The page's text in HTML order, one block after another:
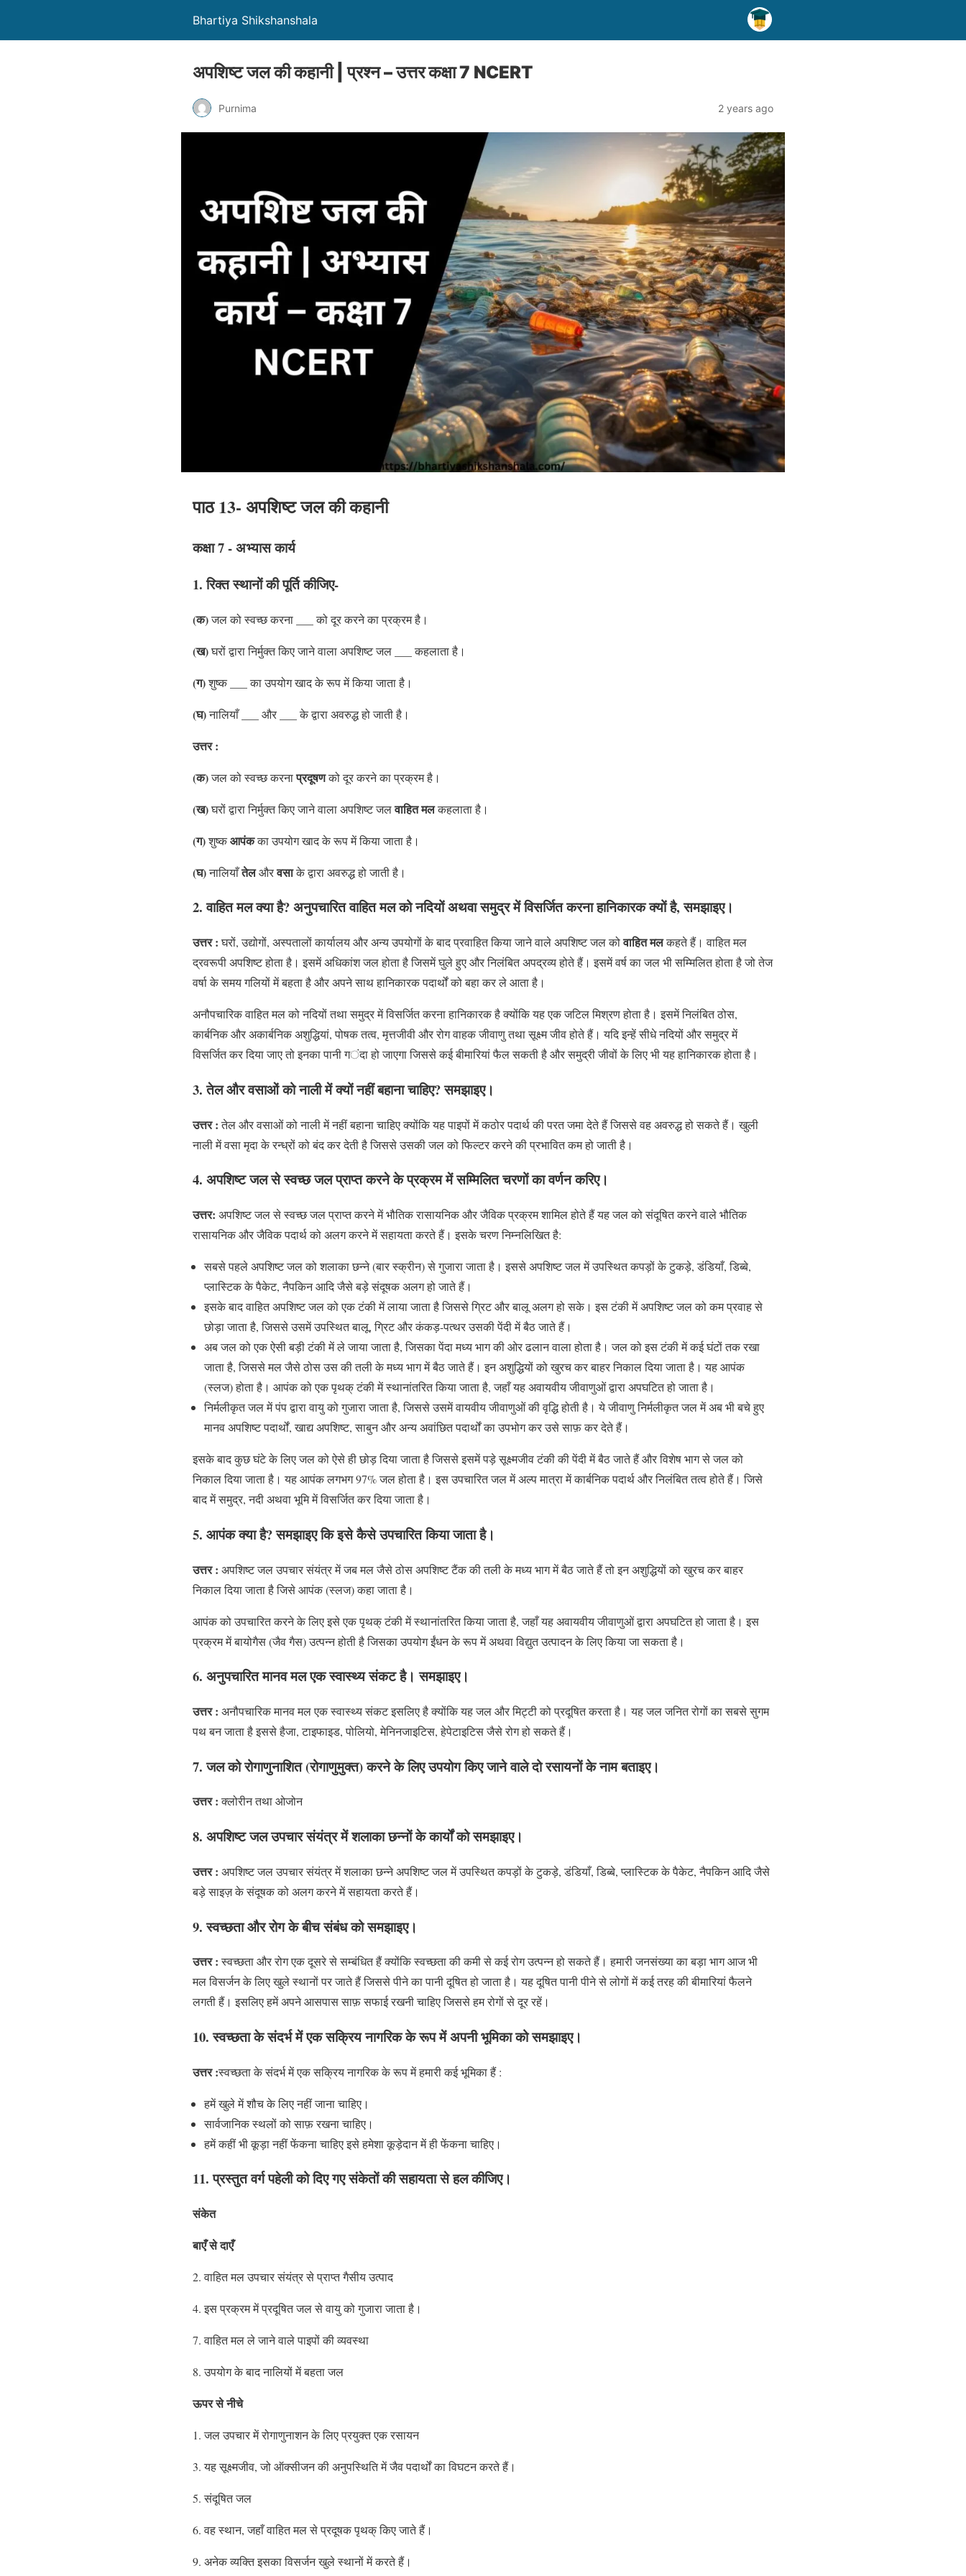
Bhartiya Shikshanshala
अपशिष्ट जल की कहानी | प्रश्न – उत्तर कक्षा 7 NCERT
Purnima 2 years ago
पाठ 13- अपशिष्ट जल की कहानी
कक्षा 7 - अभ्यास कार्य
1. रिक्त स्थानों की पूर्ति कीजिए-
(क)जल को स्वच्छ करना को दूर करने का प्रक्रम है।
(ख)घरों द्वारा निर्मुक्त किए जाने वाला अपशिष्ट जल कहलाता है।
(ग)शुष्क का उपयोग खाद के रूप में किया जाता है।
(घ)नालियाँ और के द्वारा अवरुद्ध हो जाती है।
उत्तर :
(क)जल को स्वच्छ करनाप्रदूषणको दूर करने का प्रक्रम है।
(ख)घरों द्वारा निर्मुक्त किए जाने वाला अपशिष्ट जलवाहित मलकहलाता है।
(ग)शुष्कआपंकका उपयोग खाद के रूप में किया जाता है।
(घ)नालियाँतेलऔरवसाके द्वारा अवरुद्ध हो जाती है।
2. वाहित मल क्या है? अनुपचारित वाहित मल को नदियों अथवा समुद्र में विसर्जित करना हानिकारक क्यों है, समझाइए।
उत्तर :घरों, उद्योगों, अस्पतालों कार्यालय और अन्य उपयोगों के बाद प्रवाहित किया जाने वाले अपशिष्ट जल कोवाहित मलकहते हैं। वाहित मल
द्रवरूपी अपशिष्ट होता है। इसमें अधिकांश जल होता है जिसमें घुले हुए और निलंबित अपद्रव्य होते हैं। इसमें वर्ष का जल भी सम्मिलित होता है जो तेज
वर्षा के समय गलियों में बहता है और अपने साथ हानिकारक पदार्थों को बहा कर ले आता है।
अनौपचारिक वाहित मल को नदियों तथा समुद्र में विसर्जित करना हानिकारक है क्योंकि यह एक जटिल मिश्रण होता है। इसमें निलंबित ठोस,
कार्बनिक और अकार्बनिक अशुद्धियां, पोषक तत्व, मृत्तजीवी और रोग वाहक जीवाणु तथा सूक्ष्म जीव होते हैं। यदि इन्हें सीधे नदियों और समुद्र में
विसर्जित कर दिया जाए तो इनका पानी गंदा हो जाएगा जिससे कई बीमारियां फैल सकती है और समुद्री जीवों के लिए भी यह हानिकारक होता है।
3. तेल और वसाओं को नाली में क्यों नहीं बहाना चाहिए? समझाइए।
उत्तर :तेल और वसाओं को नाली में नहीं बहाना चाहिए क्योंकि यह पाइपों में कठोर पदार्थ की परत जमा देते हैं जिससे वह अवरुद्ध हो सकते हैं। खुली
नाली में वसा मृदा के रन्ध्रों को बंद कर देती है जिससे उसकी जल को फिल्टर करने की प्रभावित कम हो जाती है।
4. अपशिष्ट जल से स्वच्छ जल प्राप्त करने के प्रक्रम में सम्मिलित चरणों का वर्णन करिए।
उत्तर: अपशिष्ट जल से स्वच्छ जल प्राप्त करने में भौतिक रासायनिक और जैविक प्रक्रम शामिल होते हैं यह जल को संदूषित करने वाले भौतिक
रासायनिक और जैविक पदार्थ को अलग करने में सहायता करते हैं। इसके चरण निम्नलिखित है:
सबसे पहले अपशिष्ट जल को शलाका छन्ने (बार स्क्रीन) से गुजारा जाता है। इससे अपशिष्ट जल में उपस्थित कपड़ों के टुकड़े, डंडियाँ, डिब्बे,
प्लास्टिक के पैकेट, नैपकिन आदि जैसे बड़े संदूषक अलग हो जाते हैं।
इसके बाद वाहित अपशिष्ट जल को एक टंकी में लाया जाता है जिससे ग्रिट और बालू अलग हो सके। इस टंकी में अपशिष्ट जल को कम प्रवाह से
छोड़ा जाता है, जिससे उसमें उपस्थित बालू, ग्रिट और कंकड़-पत्थर उसकी पेंदी में बैठ जाते हैं।
अब जल को एक ऐसी बड़ी टंकी में ले जाया जाता है, जिसका पेंदा मध्य भाग की ओर ढलान वाला होता है। जल को इस टंकी में कई घंटों तक रखा
जाता है, जिससे मल जैसे ठोस उस की तली के मध्य भाग में बैठ जाते हैं। इन अशुद्धियों को खुरच कर बाहर निकाल दिया जाता है। यह आपंक
(स्लज) होता है। आपंक को एक पृथक् टंकी में स्थानांतरित किया जाता है, जहाँ यह अवायवीय जीवाणुओं द्वारा अपघटित हो जाता है।
निर्मलीकृत जल में पंप द्वारा वायु को गुजारा जाता है, जिससे उसमें वायवीय जीवाणुओं की वृद्धि होती है। ये जीवाणु निर्मलीकृत जल में अब भी बचे हुए
मानव अपशिष्ट पदार्थों, खाद्य अपशिष्ट, साबुन और अन्य अवांछित पदार्थों का उपभोग कर उसे साफ़ कर देते हैं।
इसके बाद कुछ घंटे के लिए जल को ऐसे ही छोड़ दिया जाता है जिससे इसमें पड़े सूक्ष्मजीव टंकी की पेंदी में बैठ जाते हैं और विशेष भाग से जल को
निकाल दिया जाता है। यह आपंक लगभग 97% जल होता है। इस उपचारित जल में अल्प मात्रा में कार्बनिक पदार्थ और निलंबित तत्व होते हैं। जिसे
बाद में समुद्र, नदी अथवा भूमि में विसर्जित कर दिया जाता है।
5. आपंक क्या है? समझाइए कि इसे कैसे उपचारित किया जाता है।
उत्तर : अपशिष्ट जल उपचार संयंत्र में जब मल जैसे ठोस अपशिष्ट टैंक की तली के मध्य भाग में बैठ जाते हैं तो इन अशुद्धियों को खुरच कर बाहर
निकाल दिया जाता है जिसे आपंक (स्लज) कहा जाता है।
आपंक को उपचारित करने के लिए इसे एक पृथक् टंकी में स्थानांतरित किया जाता है, जहाँ यह अवायवीय जीवाणुओं द्वारा अपघटित हो जाता है। इस
प्रक्रम में बायोगैस (जैव गैस) उत्पन्न होती है जिसका उपयोग ईंधन के रूप में अथवा विद्युत उत्पादन के लिए किया जा सकता है।
6. अनुपचारित मानव मल एक स्वास्थ्य संकट है। समझाइए।
उत्तर : अनौपचारिक मानव मल एक स्वास्थ्य संकट इसलिए है क्योंकि यह जल और मिट्टी को प्रदूषित करता है। यह जल जनित रोगों का सबसे सुगम
पथ बन जाता है इससे हैजा, टाइफाइड, पोलियो, मेनिनजाइटिस, हेपेटाइटिस जैसे रोग हो सकते हैं।
7. जल को रोगाणुनाशित (रोगाणुमुक्त) करने के लिए उपयोग किए जाने वाले दो रसायनों के नाम बताइए।
उत्तर :क्लोरीन तथा ओजोन
8. अपशिष्ट जल उपचार संयंत्र में शलाका छन्नों के कार्यों को समझाइए।
उत्तर : अपशिष्ट जल उपचार संयंत्र में शलाका छन्ने अपशिष्ट जल में उपस्थित कपड़ों के टुकड़े, डंडियाँ, डिब्बे, प्लास्टिक के पैकेट, नैपकिन आदि जैसे
बड़े साइज़ के संदूषक को अलग करने में सहायता करते हैं।
9. स्वच्छता और रोग के बीच संबंध को समझाइए।
उत्तर :स्वच्छता और रोग एक दूसरे से सम्बंधित हैं क्योंकि स्वच्छता की कमी से कई रोग उत्पन्न हो सकते हैं। हमारी जनसंख्या का बड़ा भाग आज भी
मल विसर्जन के लिए खुले स्थानों पर जाते हैं जिससे पीने का पानी दूषित हो जाता है। यह दूषित पानी पीने से लोगों में कई तरह की बीमारियां फैलने
लगती हैं। इसलिए हमें अपने आसपास साफ़ सफाई रखनी चाहिए जिससे हम रोगों से दूर रहें।
10. स्वच्छता के संदर्भ में एक सक्रिय नागरिक के रूप में अपनी भूमिका को समझाइए।
उत्तर :स्वच्छता के संदर्भ में एक सक्रिय नागरिक के रूप में हमारी कई भूमिका हैं :
हमें खुले में शौच के लिए नहीं जाना चाहिए।
सार्वजानिक स्थलों को साफ़ रखना चाहिए।
हमें कहीं भी कूड़ा नहीं फेंकना चाहिए इसे हमेशा कूड़ेदान में ही फेंकना चाहिए।
11. प्रस्तुत वर्ग पहेली को दिए गए संकेतों की सहायता से हल कीजिए।
संकेत
बाएँ से दाएँ
2. वाहित मल उपचार संयंत्र से प्राप्त गैसीय उत्पाद
4. इस प्रक्रम में प्रदूषित जल से वायु को गुजारा जाता है।
7. वाहित मल ले जाने वाले पाइपों की व्यवस्था
8. उपयोग के बाद नालियों में बहता जल
ऊपर से नीचे
1. जल उपचार में रोगाणु‌नाशन के लिए प्रयुक्त एक रसायन
3. यह सूक्ष्मजीव, जो ऑक्सीजन की अनुपस्थिति में जैव पदार्थों का विघटन करते हैं।
5. संदूषित जल
6. वह स्थान, जहाँ वाहित मल से प्रदूषक पृथक् किए जाते हैं।
9. अनेक व्यक्ति इसका विसर्जन खुले स्थानों में करते हैं।